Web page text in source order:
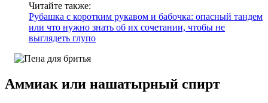
Читайте также:
Рубашка с коротким рукавом и бабочка: опасный тандем
или что нужно знать об их сочетании, чтобы не
выглядеть глупо
Аммиак или нашатырный спирт